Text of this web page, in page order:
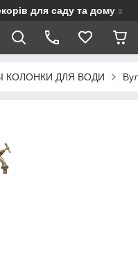
для саду та дому з
КОЛОНКИ ДЛЯ ВОДИ